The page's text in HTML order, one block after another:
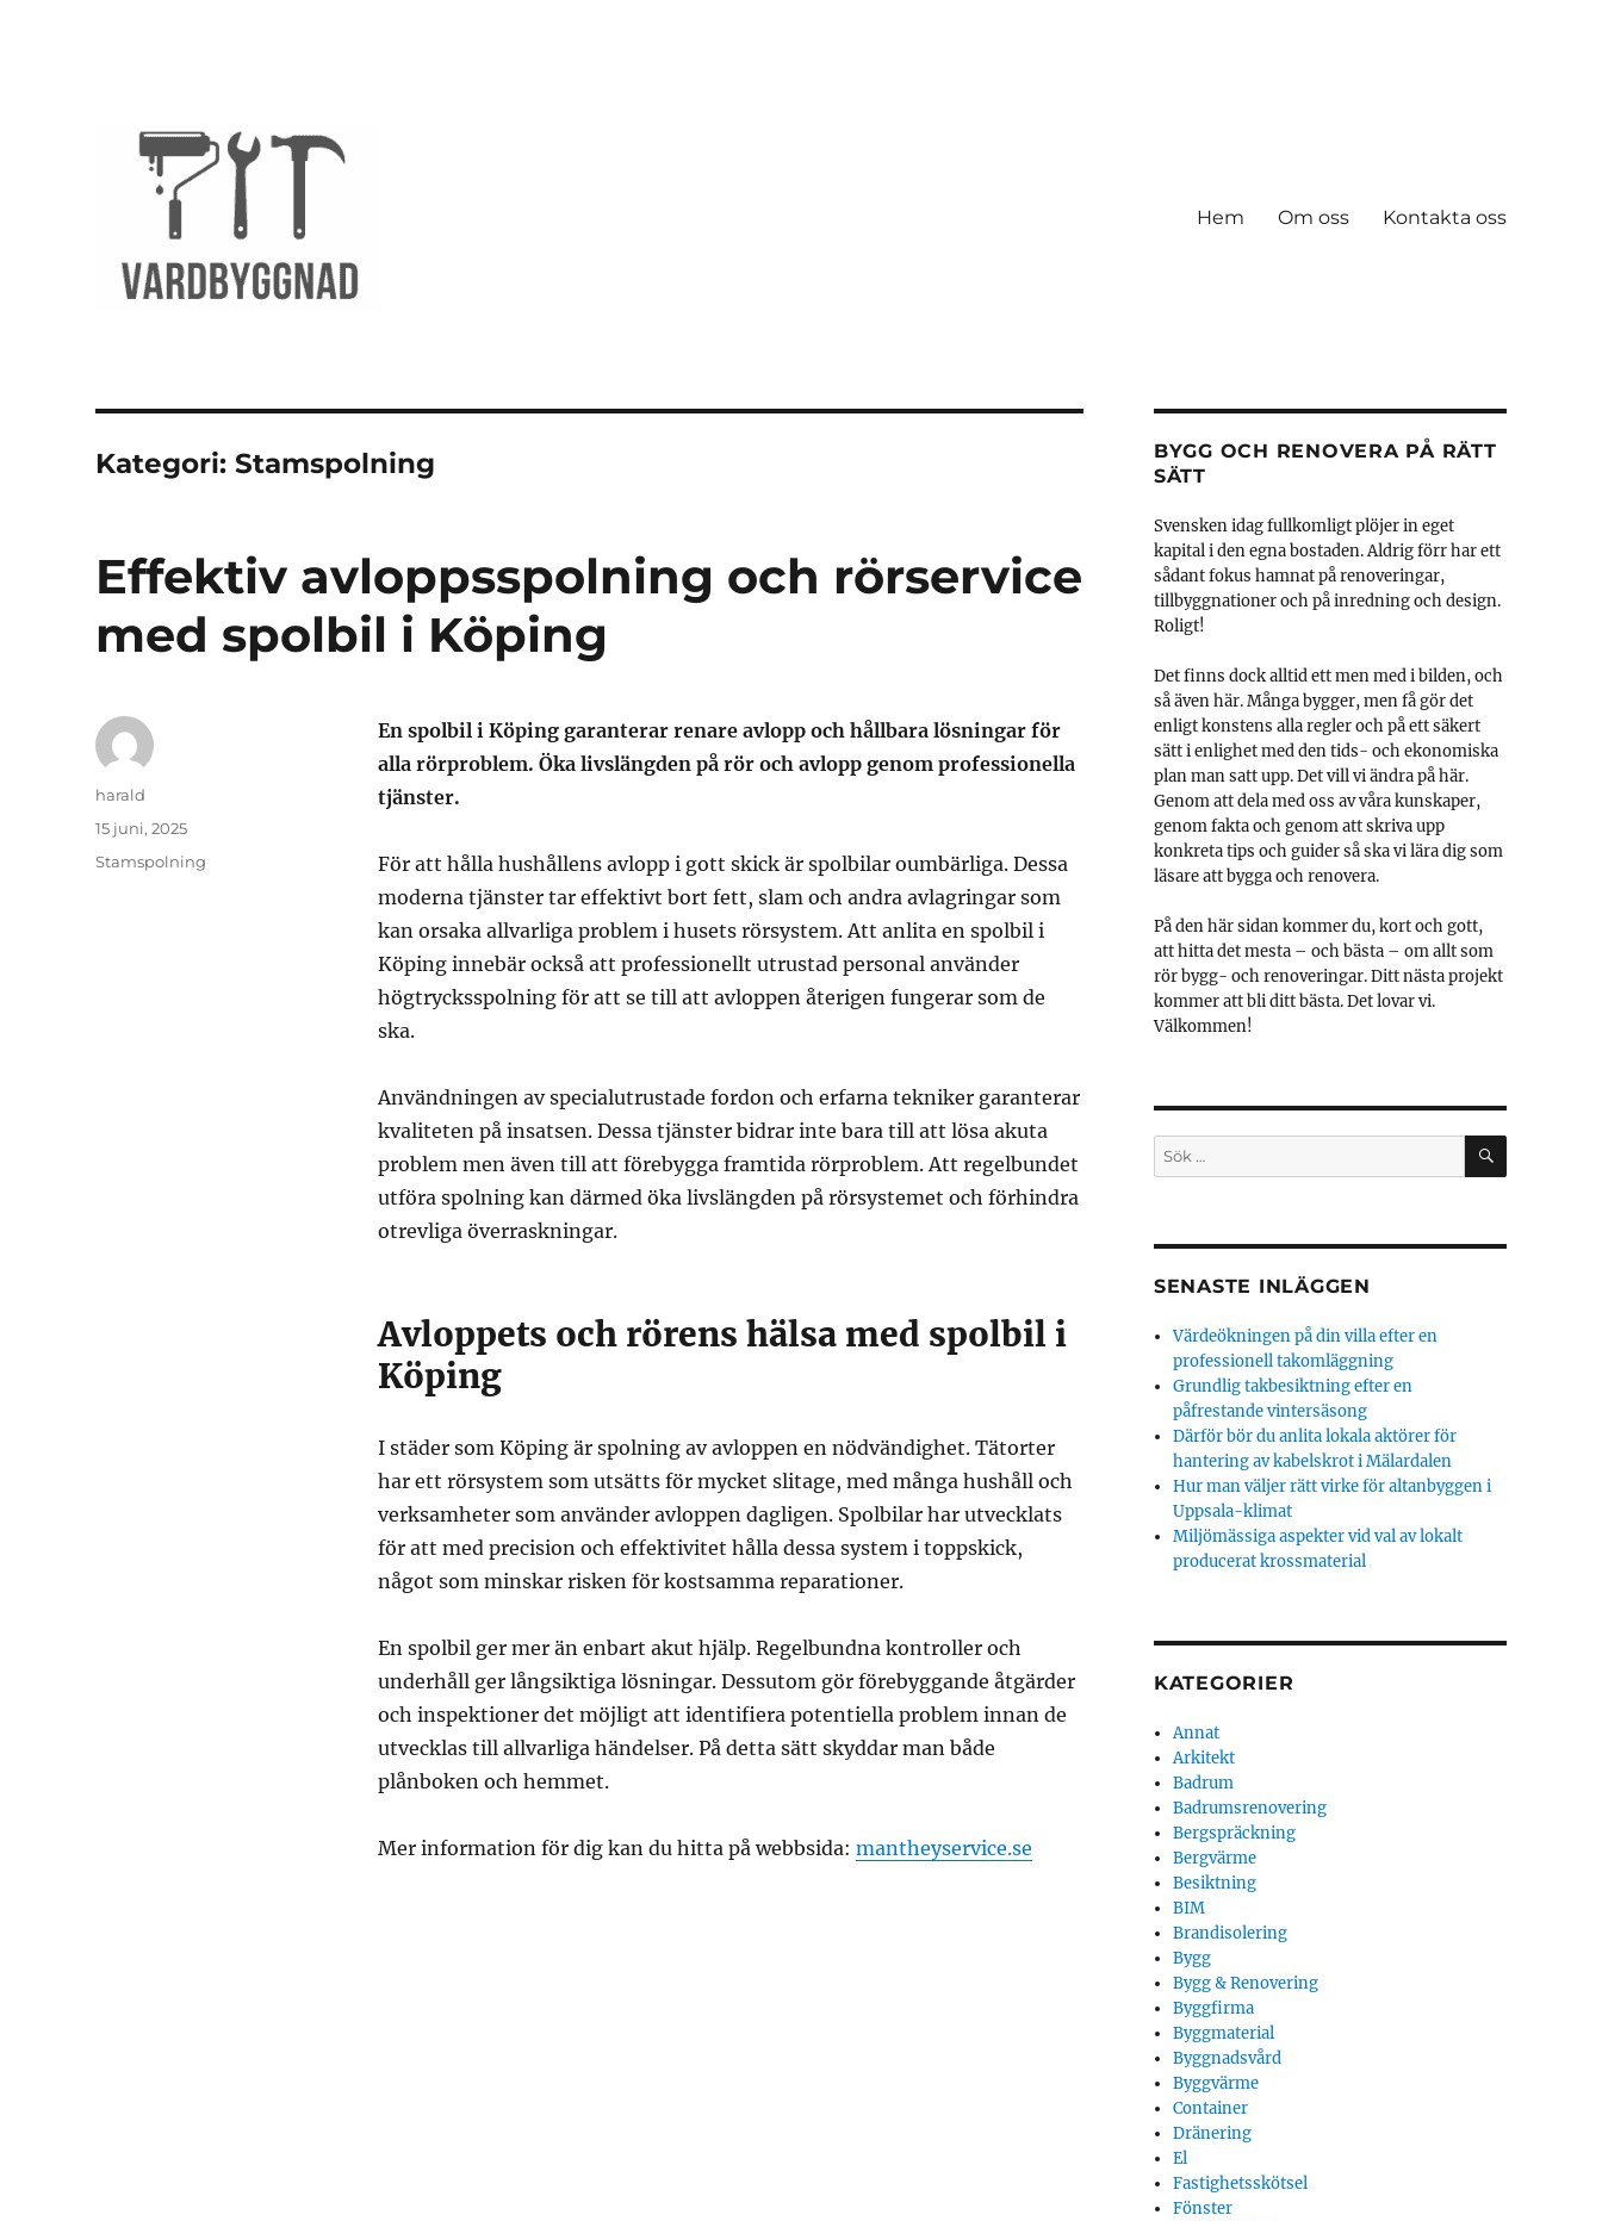
Hem Om oss Kontakta oss
Kategori:Stamspolning
Effektiv avloppsspolning och rörservice
med spolbil i Köping
En spolbil i Köping garanterar renare avlopp och hållbara lösningar för
alla rörproblem. Öka livslängden på rör och avlopp genom professionella
tjänster.
För att hålla hushållens avlopp i gott skick är spolbilar oumbärliga. Dessa
moderna tjänster tar effektivt bort fett, slam och andra avlagringar som
kan orsaka allvarliga problem i husets rörsystem. Att anlita en spolbil i
Köping innebär också att professionellt utrustad personal använder
högtrycksspolning för att se till att avloppen återigen fungerar som de
ska.
Användningen av specialutrustade fordon och erfarna tekniker garanterar
kvaliteten på insatsen. Dessa tjänster bidrar inte bara till att lösa akuta
problem men även till att förebygga framtida rörproblem. Att regelbundet
utföra spolning kan därmed öka livslängden på rörsystemet och förhindra
otrevliga överraskningar.
Avloppets och rörens hälsa med spolbil i
Köping
I städer som Köping är spolning av avloppen en nödvändighet. Tätorter
har ett rörsystem som utsätts för mycket slitage, med många hushåll och
verksamheter som använder avloppen dagligen. Spolbilar har utvecklats
för att med precision och effektivitet hålla dessa system i toppskick,
något som minskar risken för kostsamma reparationer.
En spolbil ger mer än enbart akut hjälp. Regelbundna kontroller och
underhåll ger långsiktiga lösningar. Dessutom gör förebyggande åtgärder
och inspektioner det möjligt att identifiera potentiella problem innan de
utvecklas till allvarliga händelser. På detta sätt skyddar man både
plånboken och hemmet.
Mer information för dig kan du hitta på webbsida: mantheyservice.se
Författare
harald
Publicerat
15 juni, 2025
Kategorier
Stamspolning
BYGG OCH RENOVERA PÅ RÄTT
SÄTT
Svensken idag fullkomligt plöjer in eget
kapital i den egna bostaden. Aldrig förr har ett
sådant fokus hamnat på renoveringar,
tillbyggnationer och på inredning och design.
Roligt!
Det finns dock alltid ett men med i bilden, och
så även här. Många bygger, men få gör det
enligt konstens alla regler och på ett säkert
sätt i enlighet med den tids- och ekonomiska
plan man satt upp. Det vill vi ändra på här.
Genom att dela med oss av våra kunskaper,
genom fakta och genom att skriva upp
konkreta tips och guider så ska vi lära dig som
läsare att bygga och renovera.
På den här sidan kommer du, kort och gott,
att hitta det mesta – och bästa – om allt som
rör bygg- och renoveringar. Ditt nästa projekt
kommer att bli ditt bästa. Det lovar vi.
Välkommen!
Sök
efter:
SÖK
SENASTE INLÄGGEN
Värdeökningen på din villa efter en
professionell takomläggning
Grundlig takbesiktning efter en
påfrestande vintersäsong
Därför bör du anlita lokala aktörer för
hantering av kabelskrot i Mälardalen
Hur man väljer rätt virke för altanbyggen i
Uppsala-klimat
Miljömässiga aspekter vid val av lokalt
producerat krossmaterial
KATEGORIER
Annat
Arkitekt
Badrum
Badrumsrenovering
Bergspräckning
Bergvärme
Besiktning
BIM
Brandisolering
Bygg
Bygg & Renovering
Byggfirma
Byggmaterial
Byggnadsvård
Byggvärme
Container
Dränering
El
Fastighetsskötsel
Fönster